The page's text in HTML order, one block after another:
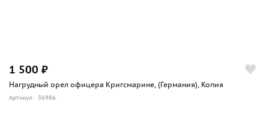
1 500 ₽
Нагрудный орел офицера Кригсмарине, (Германия), Копия
Артикул: 36986